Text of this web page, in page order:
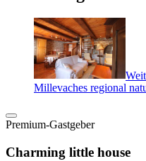
Millevaches regional
Premium-Gastgeber
Charming little house